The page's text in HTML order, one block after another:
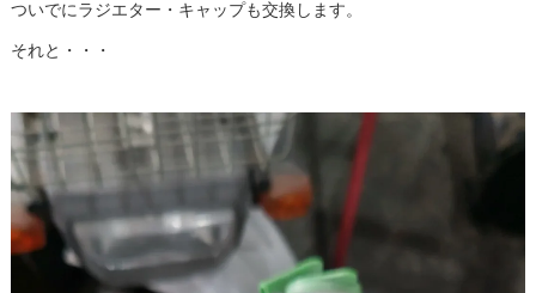
ついでにラジエター・キャップも交換します。
それと・・・